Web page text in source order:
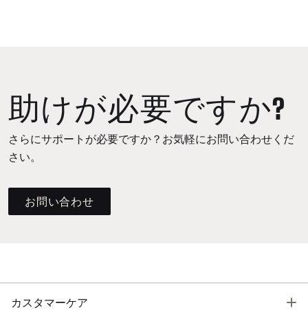
助けが必要ですか?
さらにサポートが必要ですか？お気軽にお問い合わせくだ
さい。
お問い合わせ
カスタマーケア